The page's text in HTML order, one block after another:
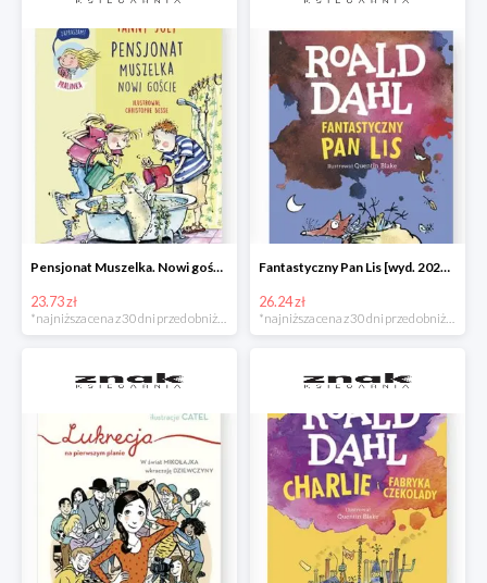
Pensjonat Muszelka. Nowi goście Fanny Joly -32%
23.73 zł
*najniższa cena z 30 dni przed obniżką
Fantastyczny Pan Lis [wyd. 2020] Roald Dahl -25%
26.24 zł
*najniższa cena z 30 dni przed obniżką